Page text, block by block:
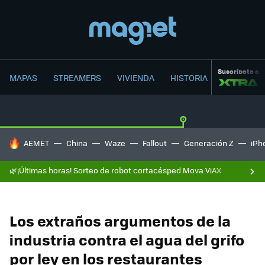
MAPAS STREAMERS VIVIENDA HISTORIA Suscríbete a
HOY SE HABLA DE
AEMET China Waze Fallout Generación Z
🌿¡Últimas horas! Sorteo de robot cortacésped Mova ViAX
Los extraños argumentos de la
industria contra el agua del grifo
por ley en los restaurantes